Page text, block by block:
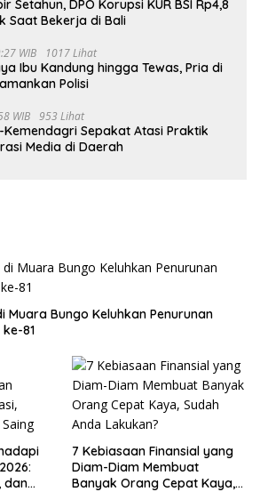
Setahun, DPO Korupsi KUR BSI Rp4,8
Saat Bekerja di Bali
WIB 1017 Lihat
Ibu Kandung hingga Tewas, Pria di
Polisi
WIB 953 Lihat
Kemendagri Sepakat Atasi Praktik
Media di Daerah
Muara Bungo Keluhkan Penurunan
81
dan
7 Kebiasaan Finansial yang
Diam-Diam Membuat
Banyak Orang Cepat Kaya,